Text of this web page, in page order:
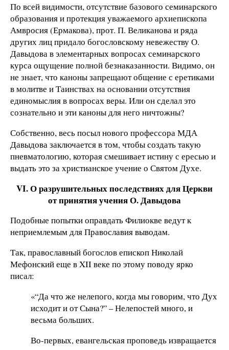
По всей видимости, отсутствие базового семинарского
образования и протекция уважаемого архиепископа
Амвросия (Ермакова), прот. П. Великанова и ряда
других лиц придало богословскому невежеству О.
Давыдова в элементарных вопросах семинарского
курса ощущение полной безнаказанности. Видимо, он
не знает, что каноны запрещают общение с еретиками
в молитве и Таинствах на основании отсутствия
единомыслия в вопросах веры. Или он сделал это
сознательно и эти каноны для него ничтожны?
Собственно, весь посыл нового профессора МДА
Давыдова заключается в том, чтобы создать такую
пневматологию, которая смешивает истину с ересью и
выдать это за христианское учение о Святом Духе.
VI. О разрушительных последствиях для Церкви
от принятия учения О. Давыдова
Подобные попытки оправдать Филиокве ведут к
неприемлемым для Православия выводам.
Так, православный богослов епископ Николай
Мефонский еще в XII веке по этому поводу ярко
писал:
«“Да что же нелепого, когда мы говорим, что Дух
исходит и от Сына?” – Нелепостей много, и
весьма больших.
Во-первых, евангельская проповедь извращается